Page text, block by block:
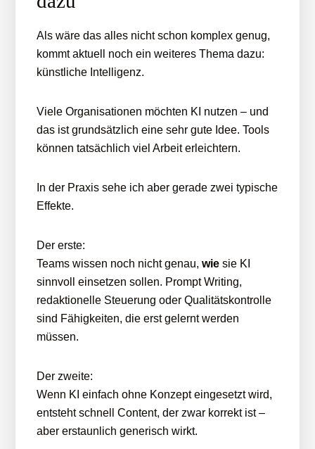
Als wäre das alles nicht schon komplex genug,
kommt aktuell noch ein weiteres Thema dazu:
künstliche Intelligenz.
Viele Organisationen möchten KI nutzen – und
das ist grundsätzlich eine sehr gute Idee. Tools
können tatsächlich viel Arbeit erleichtern.
In der Praxis sehe ich aber gerade zwei typische
Effekte.
Der erste:
Teams wissen noch nicht genau,wie sie KI
sinnvoll einsetzen sollen. Prompt Writing,
redaktionelle Steuerung oder Qualitätskontrolle
sind Fähigkeiten, die erst gelernt werden
müssen.
Der zweite:
Wenn KI einfach ohne Konzept eingesetzt wird,
entsteht schnell Content, der zwar korrekt ist –
aber erstaunlich generisch wirkt.